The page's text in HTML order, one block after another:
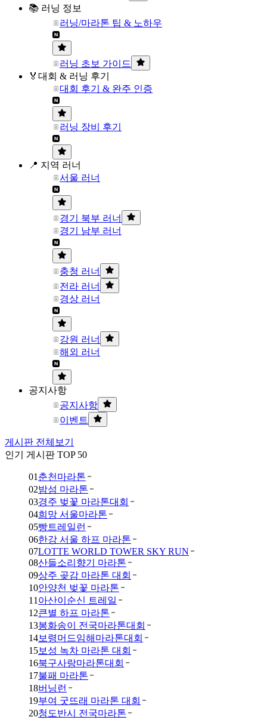
📚 러닝 정보
러닝/마라톤 팁 & 노하우
러닝 초보 가이드
🏅대회 & 러닝 후기
대회 후기 & 완주 인증
러닝 장비 후기
📍 지역 러너
서울 러너
경기 북부 러너
경기 남부 러너
충청 러너
전라 러너
경상 러너
강원 러너
해외 러너
공지사항
공지사항
이벤트
게시판 전체보기
인기 게시판 TOP 50
01 춘천마라톤
02밤섬 마라톤
03경주 벚꽃 마라톤대회
04희망 서울마라톤
05빵트레일런
06한강 서울 하프 마라톤
07LOTTE WORLD TOWER SKY RUN
08산들소리향기 마라톤
09상주 곶감 마라톤 대회
10안양천 벚꽃 마라톤
11 아산이순신 트레일
12큰별 하프 마라톤
13봉화송이 전국마라톤대회
14보령머드임해마라톤대회
15보성 녹차 마라톤 대회
16북구사랑마라톤대회
17불패 마라톤
18버닝런
19부여 굿뜨래 마라톤 대회
20청도반시 전국마라톤